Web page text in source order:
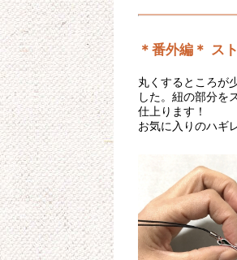
＊番外編＊ ス
丸くするところが
した。紐の部分を
仕上ります！
お気に入りのハギ